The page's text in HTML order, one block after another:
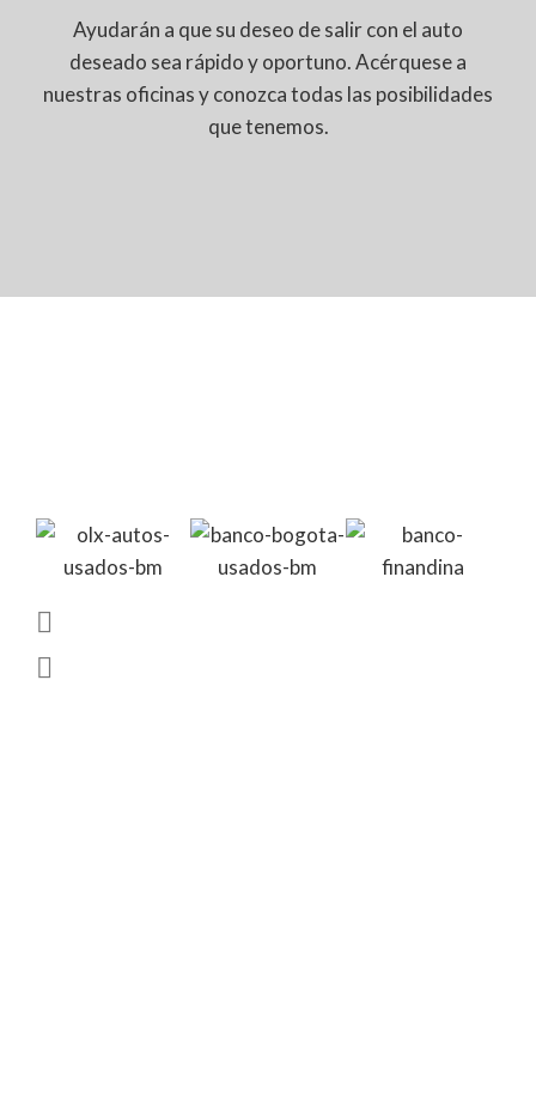
Ayudarán a que su deseo de salir con el auto
deseado sea rápido y oportuno. Acérquese a
nuestras oficinas y conozca todas las posibilidades
que tenemos.